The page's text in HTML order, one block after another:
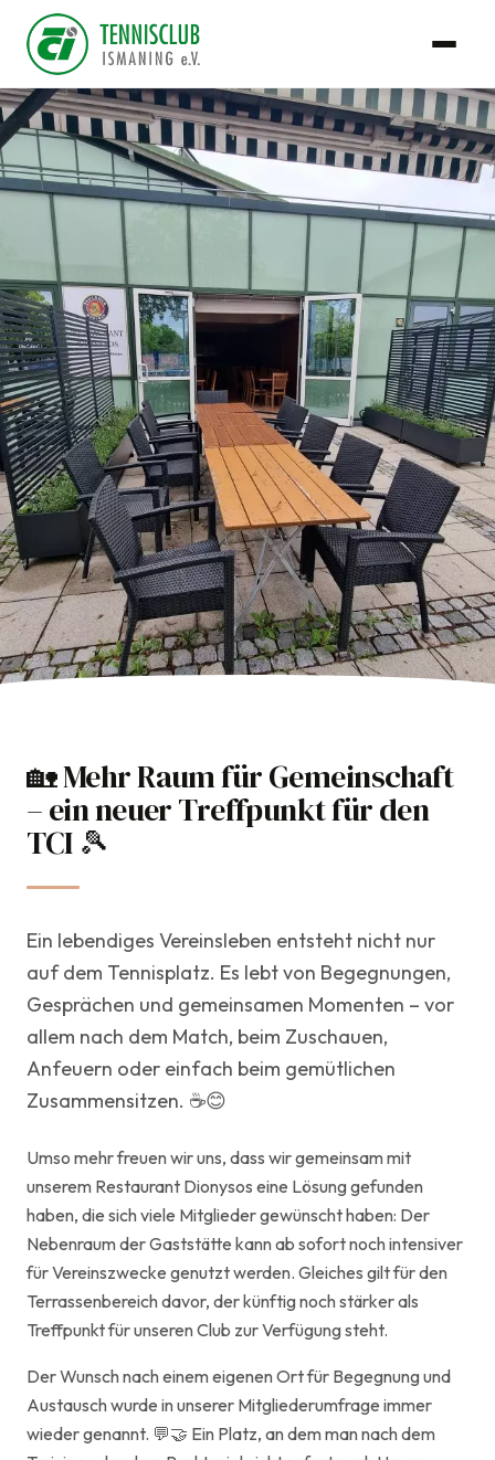
TCI Team
10. Juni 2026
Club
🏡 Mehr Raum für Gemeinschaft
– ein neuer Treffpunkt für den
TCI 🎾
Ein lebendiges Vereinsleben entsteht nicht nur
auf dem Tennisplatz. Es lebt von Begegnungen,
Gesprächen und gemeinsamen Momenten – vor
allem nach dem Match, beim Zuschauen,
Anfeuern oder einfach beim gemütlichen
Zusammensitzen. ☕😊
Umso mehr freuen wir uns, dass wir gemeinsam mit
unserem Restaurant Dionysos eine Lösung gefunden
haben, die sich viele Mitglieder gewünscht haben: Der
Nebenraum der Gaststätte kann ab sofort noch intensiver
für Vereinszwecke genutzt werden. Gleiches gilt für den
Terrassenbereich davor, der künftig noch stärker als
Treffpunkt für unseren Club zur Verfügung steht.
Der Wunsch nach einem eigenen Ort für Begegnung und
Austausch wurde in unserer Mitgliederumfrage immer
wieder genannt. 💬🤝 Ein Platz, an dem man nach dem